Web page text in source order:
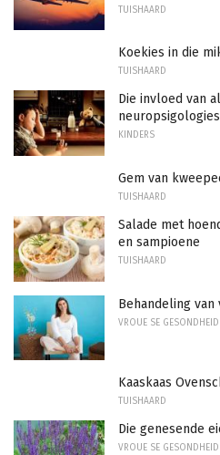
TUISHAARD
Koekies in die
TUISHAARD
Die invloed van
KINDERS
Gem van
TUISHAARD
Salade met
en sampioene
TUISHAARD
Behandeling van
VROUE SE GESONDHEID
Kaaskaas
TUISHAARD
Die genesende
VROUE SE GESONDHEID